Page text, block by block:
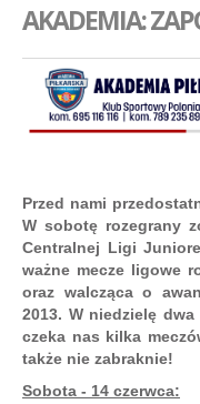
KONTAKT
SKLEP
PLAN
AKADEMIA:
Przed nami
W sobotę rozegrany
Centralnej Ligi
ważne mecze ligowe
oraz walcząca o
2013. W niedzielę
czeka nas kilka
także nie zabraknie!
Sobota - 14 czerwca: